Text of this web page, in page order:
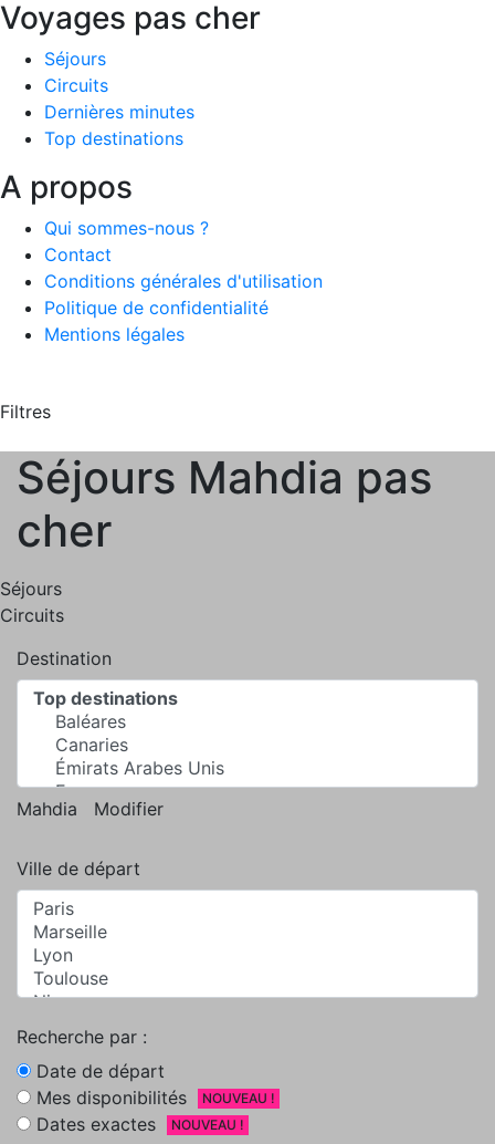
Voyages pas cher
Séjours
Circuits
Dernières minutes
Top destinations
A propos
Qui sommes-nous ?
Contact
Conditions générales d'utilisation
Politique de confidentialité
Mentions légales
Filtres
Séjours Mahdia pas
cher
Séjours
Circuits
Destination
Mahdia Modifier
Ville de départ
Recherche par :
Date de départ
Mes disponibilités
NOUVEAU !
Dates exactes NOUVEAU !